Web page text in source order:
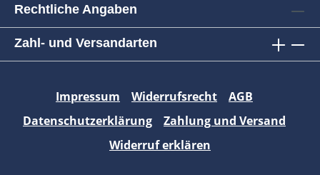
Rechtliche Angaben
Zahl- und Versandarten
Impressum Widerrufsrecht
AGB
Datenschutzerklärung
Zahlung und Versand
Widerruf erklären